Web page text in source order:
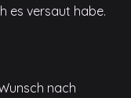
es versaut habe.
nach